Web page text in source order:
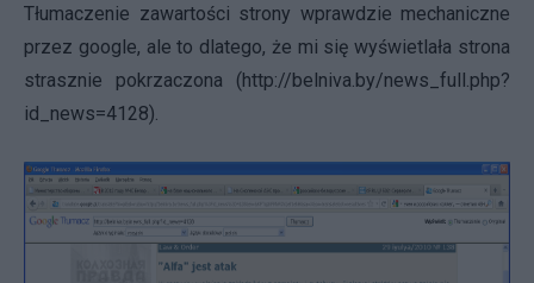
Tłumaczenie zawartości strony wprawdzie mechaniczne
przez google, ale to dlatego, że mi się wyświetlała strona
strasznie pokrzaczona (http://belniva.by/news_full.php?
id_news=4128).